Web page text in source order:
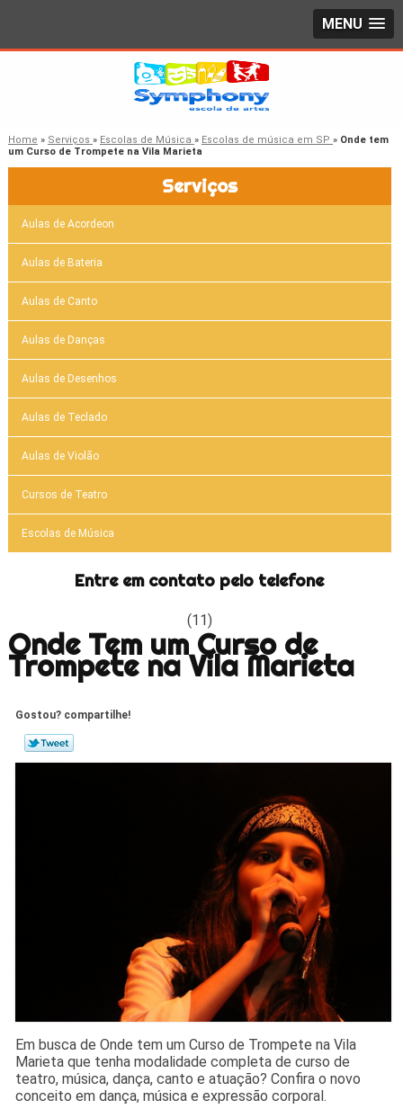
MENU
Home » Serviços » Escolas de Música » Escolas de música em SP » Onde tem
um Curso de Trompete na Vila Marieta
Serviços
Aulas de Acordeon
Aulas de Bateria
Aulas de Canto
Aulas de Danças
Aulas de Desenhos
Aulas de Teclado
Aulas de Violão
Cursos de Teatro
Escolas de Música
Entre em contato pelo telefone
(11)
Onde Tem um Curso de
Trompete na Vila Marieta
Gostou? compartilhe!
Em busca de Onde tem um Curso de Trompete na Vila
Marieta que tenha modalidade completa de curso de
teatro, música, dança, canto e atuação? Confira o novo
conceito em dança, música e expressão corporal.